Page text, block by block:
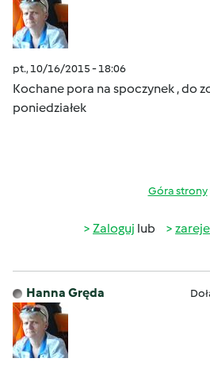
pt., 10/16/2015 - 18:06
Kochane pora na spoczynek , do
poniedziałek
Góra strony
Zaloguj lub
Hanna Gręda